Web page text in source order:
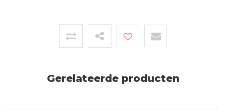
Gerelateerde producten